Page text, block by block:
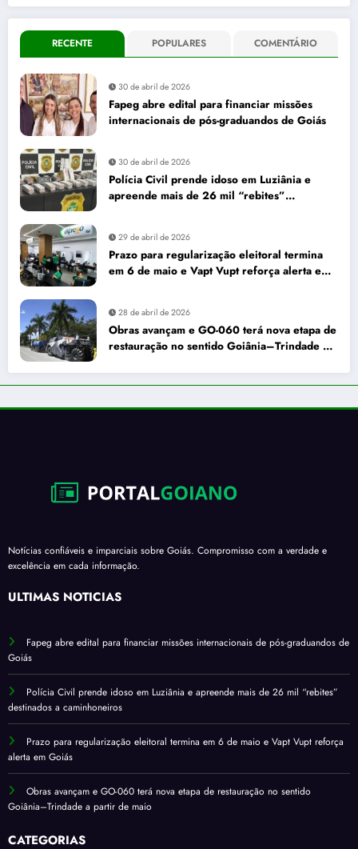
RECENTE POPULARES COMENTÁRIO
30 de abril de 2026
Fapeg abre edital para financiar missões
internacionais de pós-graduandos de Goiás
30 de abril de 2026
Polícia Civil prende idoso em Luziânia e
apreende mais de 26 mil “rebites”
29 de abril de 2026
Prazo para regularização eleitoral termina
em 6 de maio e Vapt Vupt reforça alerta em
28 de abril de 2026
Obras avançam e GO-060 terá nova etapa de
restauração no sentido Goiânia–Trindade a
Notícias confiáveis e imparciais sobre Goiás. Compromisso com a verdade e
excelência em cada informação.
ÚLTIMAS NOTÍCIAS
Fapeg abre edital para financiar missões internacionais de pós-graduandos de
Goiás
Polícia Civil prende idoso em Luziânia e apreende mais de 26 mil “rebites”
destinados a caminhoneiros
Prazo para regularização eleitoral termina em 6 de maio e Vapt Vupt reforça
alerta em Goiás
Obras avançam e GO-060 terá nova etapa de restauração no sentido
Goiânia–Trindade a partir de maio
CATEGORIAS